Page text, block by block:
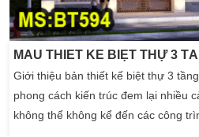
Giới thiệu bản thiết kế biệt thự 3
phong cách kiến trúc đem lại nhiều
không thể không kể đến các công